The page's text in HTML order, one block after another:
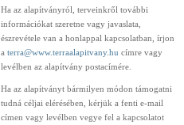
Ha az alapítványról, terveinkről további
információkat szeretne vagy javaslata,
észrevétele van a honlappal kapcsolatban, írjon
a terra@www.terraalapitvany.hu címre vagy
levélben az alapítvány postacímére.
Ha az alapítványt bármilyen módon támogatni
tudná céljai elérésében, kérjük a fenti e-mail
címen vagy levélben vegye fel a kapcsolatot